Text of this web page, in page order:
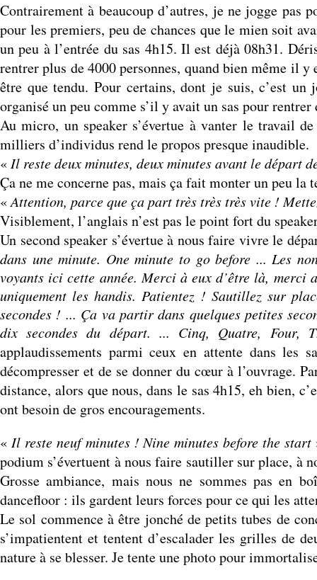
Contrairement à beaucoup d’autres, je ne jogge pas
pour les premiers, peu de chances que le mien soit
un peu à l’entrée du sas 4h15. Il est déjà 08h31.
rentrer plus de 4000 personnes, quand bien même il y
être que tendu. Pour certains, dont je suis, c’est un
organisé un peu comme s’il y avait un sas pour rentrer
Au micro, un speaker s’évertue à vanter le travail
milliers d’individus rend le propos presque inaudible.
« Il reste deux minutes, deux minutes avant le départ
Ça ne me concerne pas, mais ça fait monter un peu la
«Attention, parce que ça part très très très vite !
Visiblement, l’anglais n’est pas le point fort du
Un second speaker s’évertue à nous faire vivre le
dans une minute. One minute to go before ... Les
voyants ici cette année. Merci à eux d’être là, merci
uniquement les handis. Patientez ! Sautillez sur
secondes ! ... Ça va partir dans quelques petites
dix secondes du départ. ... Cinq, Quatre, Four,
applaudissements parmi ceux en attente dans
décompresser et de se donner du cœur à l’ouvrage.
distance, alors que nous, dans le sas 4h15, eh bien,
ont besoin de gros encouragements.
« Il reste neuf minutes ! Nine minutes before the start
podium s’évertuent à nous faire sautiller sur place, à
Grosse ambiance, mais nous ne sommes pas en
dancefloor : ils gardent leurs forces pour ce qui les
Le sol commence à être jonché de petits tubes de
s’impatientent et tentent d’escalader les grilles de
nature à se blesser. Je tente une photo pour